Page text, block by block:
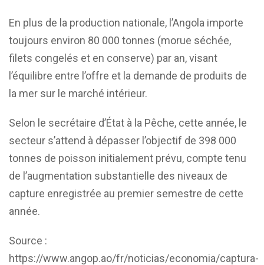
En plus de la production nationale, l’Angola importe
toujours environ 80 000 tonnes (morue séchée,
filets congelés et en conserve) par an, visant
l’équilibre entre l’offre et la demande de produits de
la mer sur le marché intérieur.
Selon le secrétaire d’État à la Pêche, cette année, le
secteur s’attend à dépasser l’objectif de 398 000
tonnes de poisson initialement prévu, compte tenu
de l’augmentation substantielle des niveaux de
capture enregistrée au premier semestre de cette
année.
Source :
https://www.angop.ao/fr/noticias/economia/captura-